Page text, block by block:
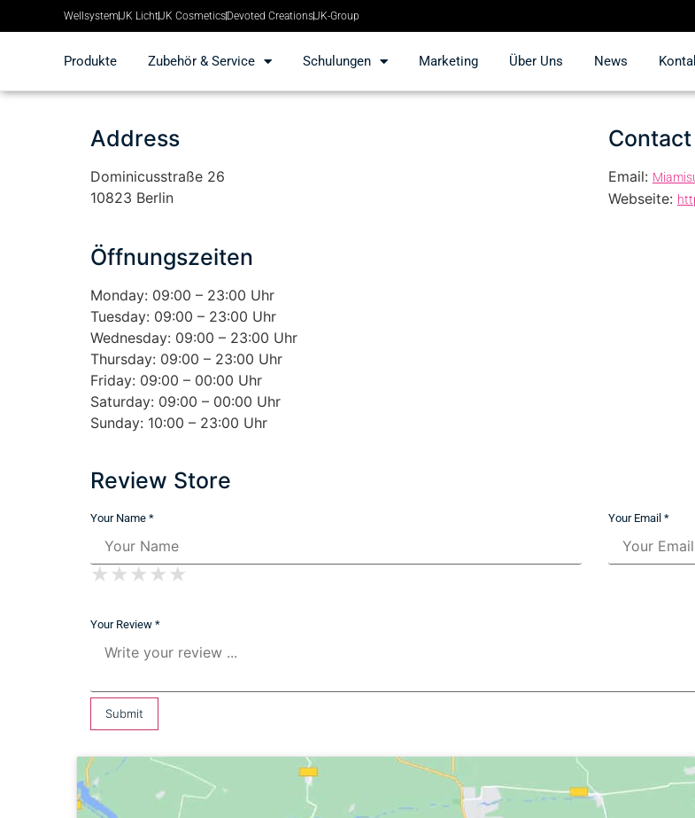
WellsystemJK LichtJK CosmeticsDevoted CreationsJK-Group
Produkte Zubehör & Service Schulungen Marketing Über Uns News
Address
Dominicusstraße 26
10823 Berlin
Contact
Email:
Webseite:
Öffnungszeiten
Monday: 09:00 – 23:00 Uhr
Tuesday: 09:00 – 23:00 Uhr
Wednesday: 09:00 – 23:00 Uhr
Thursday: 09:00 – 23:00 Uhr
Friday: 09:00 – 00:00 Uhr
Saturday: 09:00 – 00:00 Uhr
Sunday: 10:00 – 23:00 Uhr
Review Store
Your Name * Your Email *
★
★ ★
★ ★ ★
★ ★ ★ ★
★ ★ ★ ★ ★
Your Review *